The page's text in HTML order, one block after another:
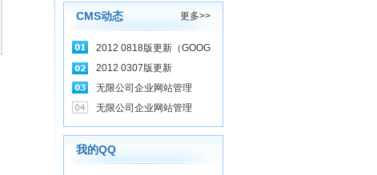
更多>>
CMS动态
2012 0818版更新（GOOG
2012 0307版更新
无限公司企业网站管理
无限公司企业网站管理
我的QQ